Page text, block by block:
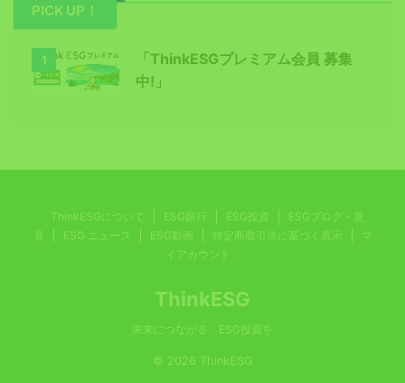
PICK UP！
1
「ThinkESGプレミアム会員 募集
中!」
ThinkESGについて ESG銀行 ESG投資
ESGブログ・意
見
ESG ニュース ESG動画 特定商取引法に基づく表示
マ
イアカウント
ThinkESG
未来につながる、ESG投資を
© 2026 ThinkESG